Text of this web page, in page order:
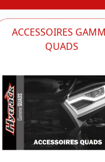
ACCESSOIRES
QUADS